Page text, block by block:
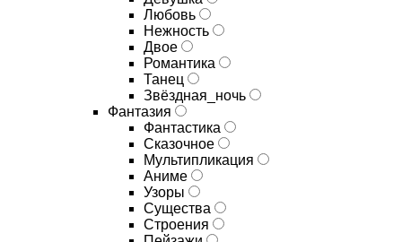
Любовь
Нежность
Двое
Романтика
Танец
Звёздная_ночь
Фантазия
Фантастика
Сказочное
Мультипликация
Аниме
Узоры
Существа
Строения